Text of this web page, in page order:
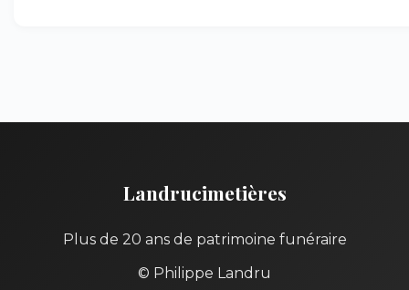
Landrucimetières
Plus de 20 ans de patrimoine funéraire
© Philippe Landru